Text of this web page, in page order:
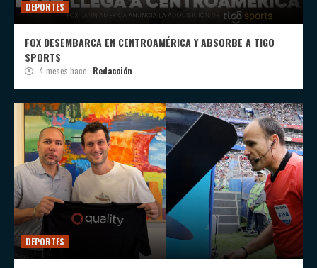
DEPORTES
FOX DESEMBARCA EN CENTROAMÉRICA Y ABSORBE A TIGO
SPORTS
4 meses hace Redacción
DEPORTES